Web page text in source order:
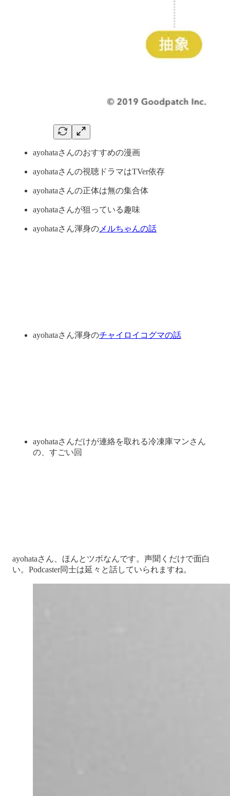
ayohataさんのおすすめの漫画
ayohataさんの視聴ドラマはTVer依存
ayohataさんの正体は無の集合体
ayohataさんが狙っている趣味
ayohataさん渾身の メルちゃんの話
ayohataさん渾身のチャイロイコグマの話
ayohataさんだけが連絡を取れる冷凍庫マンさん
の、すごい回
ayohataさん、ほんとツボなんです。声聞くだけで面白
い。Podcaster同士は延々と話していられますね。